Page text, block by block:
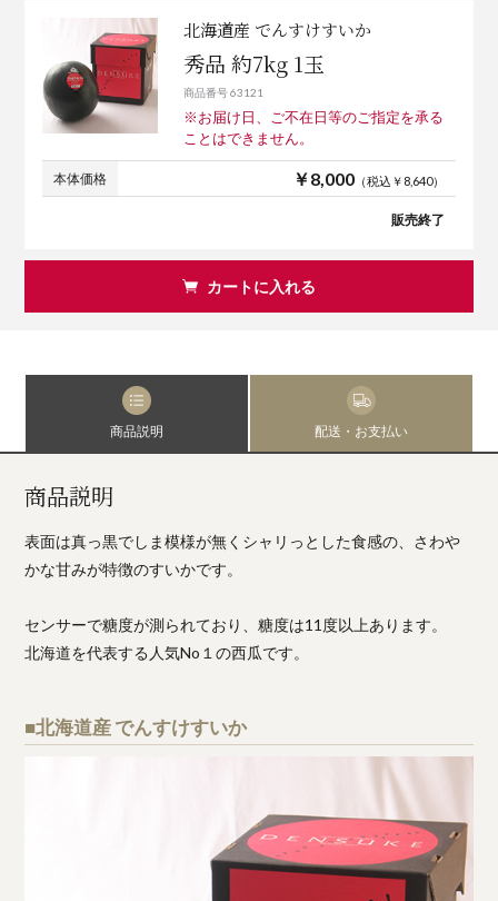
北海道産 でんすけすいか
秀品 約7kg 1玉
商品番号 63121
※お届け日、ご不在日等のご指定を承る
ことはできません。
本体価格 ￥8,000（税込￥8,640）
販売終了
カートに入れる
商品説明 配送・お支払い
商品説明
表面は真っ黒でしま模様が無くシャリっとした食感の、さわや
かな甘みが特徴のすいかです。
センサーで糖度が測られており、糖度は11度以上あります。
北海道を代表する人気No１の西瓜です。
■北海道産 でんすけすいか